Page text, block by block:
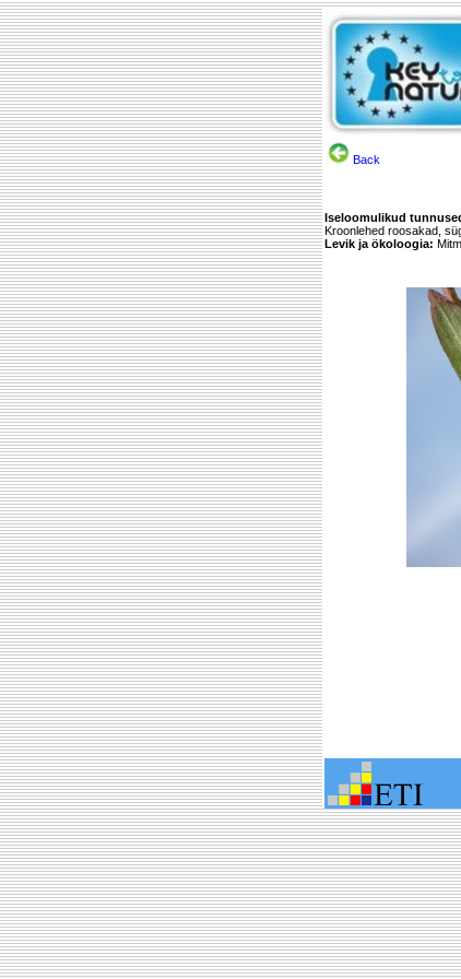
Back
Iseloomulikud
Kroonlehed roosakad,
Levik ja ökoloogia: